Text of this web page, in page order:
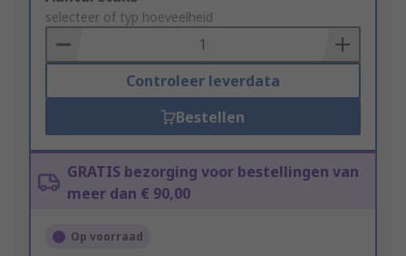
to
Basket
selecteer of typ hoeveelheid
Controleer leverdata
Bestellen
GRATIS bezorging voor bestellingen van
meer dan € 90,00
Op voorraad